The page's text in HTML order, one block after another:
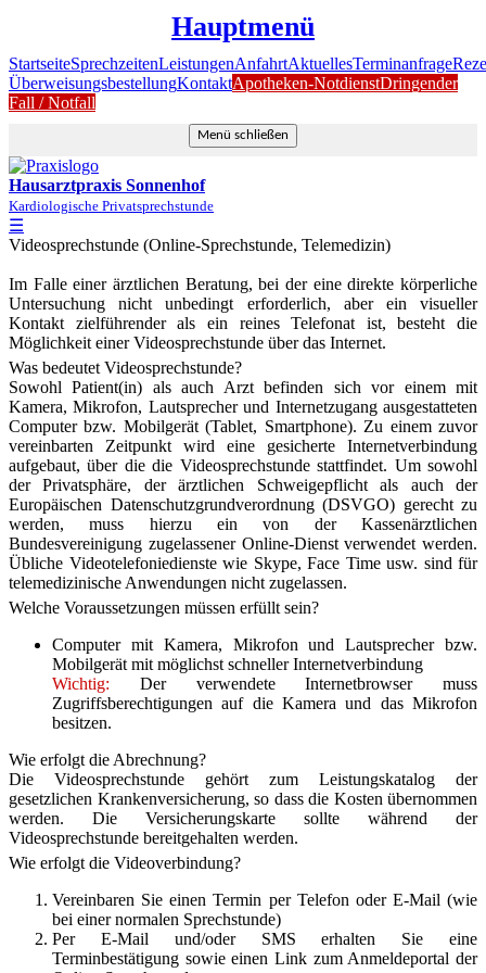
Hauptmenü
StartseiteSprechzeitenLeistungenAnfahrtAktuellesTerminanfrage
ÜberweisungsbestellungKontaktApotheken-NotdienstDringender
Fall / Notfall
Menü schließen
Hausarztpraxis Sonnenhof
Kardiologische Privatsprechstunde
☰
Videosprechstunde (Online-Sprechstunde, Telemedizin)
Im Falle einer ärztlichen Beratung, bei der eine direkte körperliche
Untersuchung nicht unbedingt erforderlich, aber ein visueller
Kontakt zielführender als ein reines Telefonat ist, besteht die
Möglichkeit einer Videosprechstunde über das Internet.
Was bedeutet Videosprechstunde?
Sowohl Patient(in) als auch Arzt befinden sich vor einem mit
Kamera, Mikrofon, Lautsprecher und Internetzugang ausgestatteten
Computer bzw. Mobilgerät (Tablet, Smartphone). Zu einem zuvor
vereinbarten Zeitpunkt wird eine gesicherte Internetverbindung
aufgebaut, über die die Videosprechstunde stattfindet. Um sowohl
der Privatsphäre, der ärztlichen Schweigepflicht als auch der
Europäischen Datenschutzgrundverordnung (DSVGO) gerecht zu
werden, muss hierzu ein von der Kassenärztlichen
Bundesvereinigung zugelassener Online-Dienst verwendet werden.
Übliche Videotelefoniedienste wie Skype, Face Time usw. sind für
telemedizinische Anwendungen nicht zugelassen.
Welche Voraussetzungen müssen erfüllt sein?
Computer mit Kamera, Mikrofon und Lautsprecher bzw.
Mobilgerät mit möglichst schneller Internetverbindung
Wichtig: Der verwendete Internetbrowser muss
Zugriffsberechtigungen auf die Kamera und das Mikrofon
besitzen.
Wie erfolgt die Abrechnung?
Die Videosprechstunde gehört zum Leistungskatalog der
gesetzlichen Krankenversicherung, so dass die Kosten übernommen
werden. Die Versicherungskarte sollte während der
Videosprechstunde bereitgehalten werden.
Wie erfolgt die Videoverbindung?
Vereinbaren Sie einen Termin per Telefon oder E-Mail (wie
bei einer normalen Sprechstunde)
Per E-Mail und/oder SMS erhalten Sie eine
Terminbestätigung sowie einen Link zum Anmeldeportal der